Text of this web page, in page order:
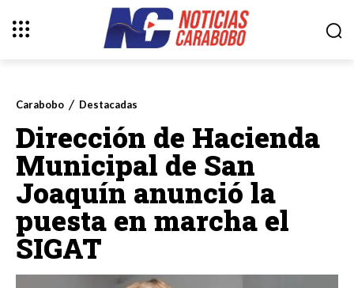
Carabobo Destacadas
Dirección de Hacienda
Municipal de San
Joaquín anunció la
puesta en marcha el
SIGAT